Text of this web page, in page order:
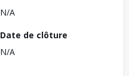
N/A
Date de clôture
N/A